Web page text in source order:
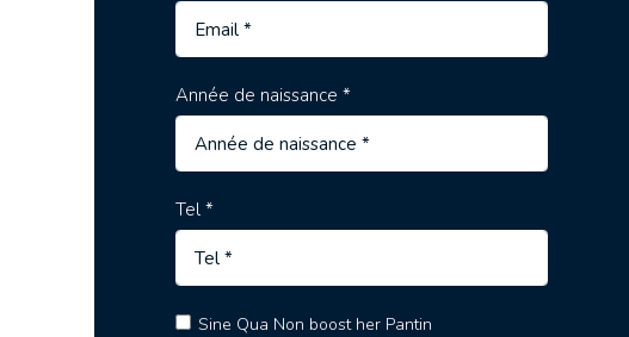
Année de naissance *
Tel *
Sine Qua Non boost her Pantin